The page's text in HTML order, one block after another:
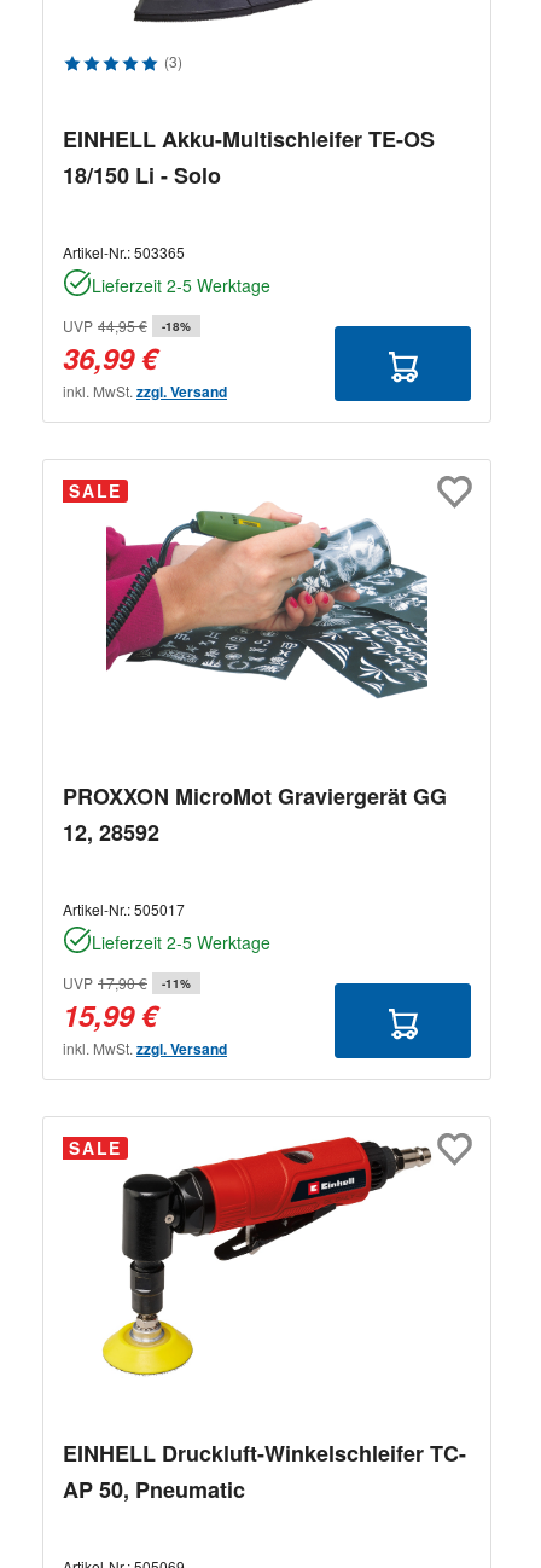
Durchschnittliche Bewertung von 5 von 5 Sternen
(3)
EINHELL Akku-Multischleifer TE-OS
18/150 Li - Solo
Artikel-Nr.:503365
Lieferzeit 2-5 Werktage
UVP 44,95 € -18%
36,99 €
inkl. MwSt. zzgl. Versand
SALE
PROXXON MicroMot Graviergerät GG
12, 28592
Artikel-Nr.:505017
Lieferzeit 2-5 Werktage
UVP 17,90 € -11%
15,99 €
inkl. MwSt. zzgl. Versand
SALE
EINHELL Druckluft-Winkelschleifer TC-
AP 50, Pneumatic